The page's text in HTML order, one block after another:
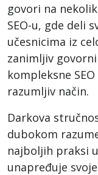
govori na
SEO-u, gde deli
učesnicima iz
zanimljiv
kompleksne
razumljiv način.
Darkova
dubokom
najboljih praksi
unapređuje